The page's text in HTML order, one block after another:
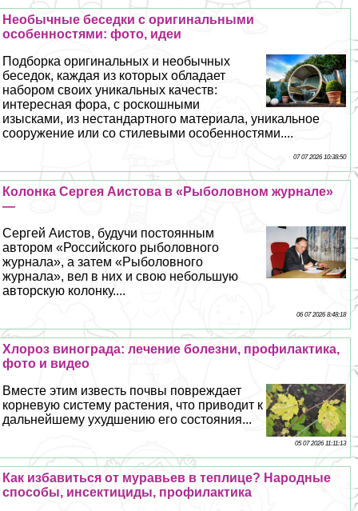
Необычные беседки с оригинальными
особенностями: фото, идеи
Подборка оригинальных и необычных
беседок, каждая из которых обладает
набором своих уникальных качеств:
интересная фора, с роскошными
изысками, из нестандартного материала, уникальное
сооружение или со стилевыми особенностями....
07 07 2026 10:38:50
Колонка Сергея Аистова в «Рыболовном журнале»
—
Сергeй Аистов, будучи постоянным
автором «Российского рыболовного
журнала», а затем «Рыболовного
журнала», вел в них и свою небольшую
авторскую колонку....
06 07 2026 8:48:18
Хлороз винограда: лечение болезни, профилактика,
фото и видео
Вместе этим известь почвы повреждает
корневую систему растения, что приводит к
дальнейшему ухудшению его состояния...
05 07 2026 11:11:13
Как избавиться от муравьев в теплице? Народные
способы, инсектициды, профилактика